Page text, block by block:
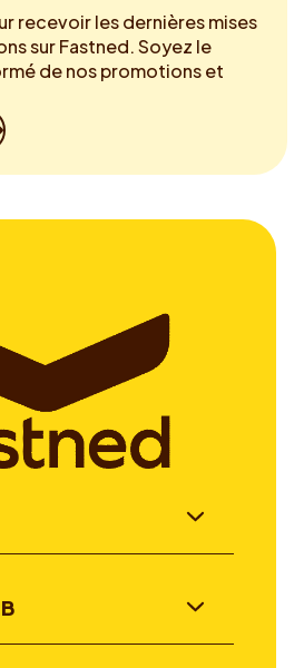
recevoir les dernières mises
sur Fastned. Soyez le
de nos promotions et